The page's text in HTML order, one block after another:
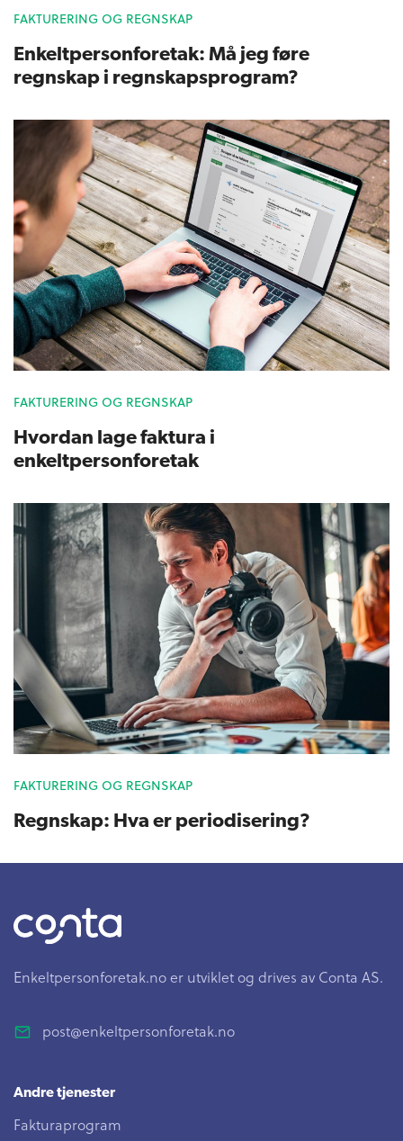
FAKTURERING OG REGNSKAP
Enkeltpersonforetak: Må jeg føre
regnskap i regnskapsprogram?
FAKTURERING OG REGNSKAP
Hvordan lage faktura i
enkeltpersonforetak
FAKTURERING OG REGNSKAP
Regnskap: Hva er periodisering?
Enkeltpersonforetak.no er utviklet og drives av Conta AS.
post@enkeltpersonforetak.no
Andre tjenester
Fakturaprogram